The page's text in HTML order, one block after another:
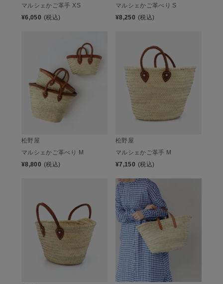
マルシェかご革手 XS
¥6,050 (税込)
マルシェかご革べり S
¥8,250 (税込)
松野屋
マルシェかご革べり M
¥8,800 (税込)
松野屋
マルシェかご革手 M
¥7,150 (税込)